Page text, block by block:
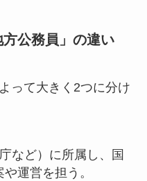
公務員」の違い
って大きく2つに分け
など）に所属し、国
運営を担う。